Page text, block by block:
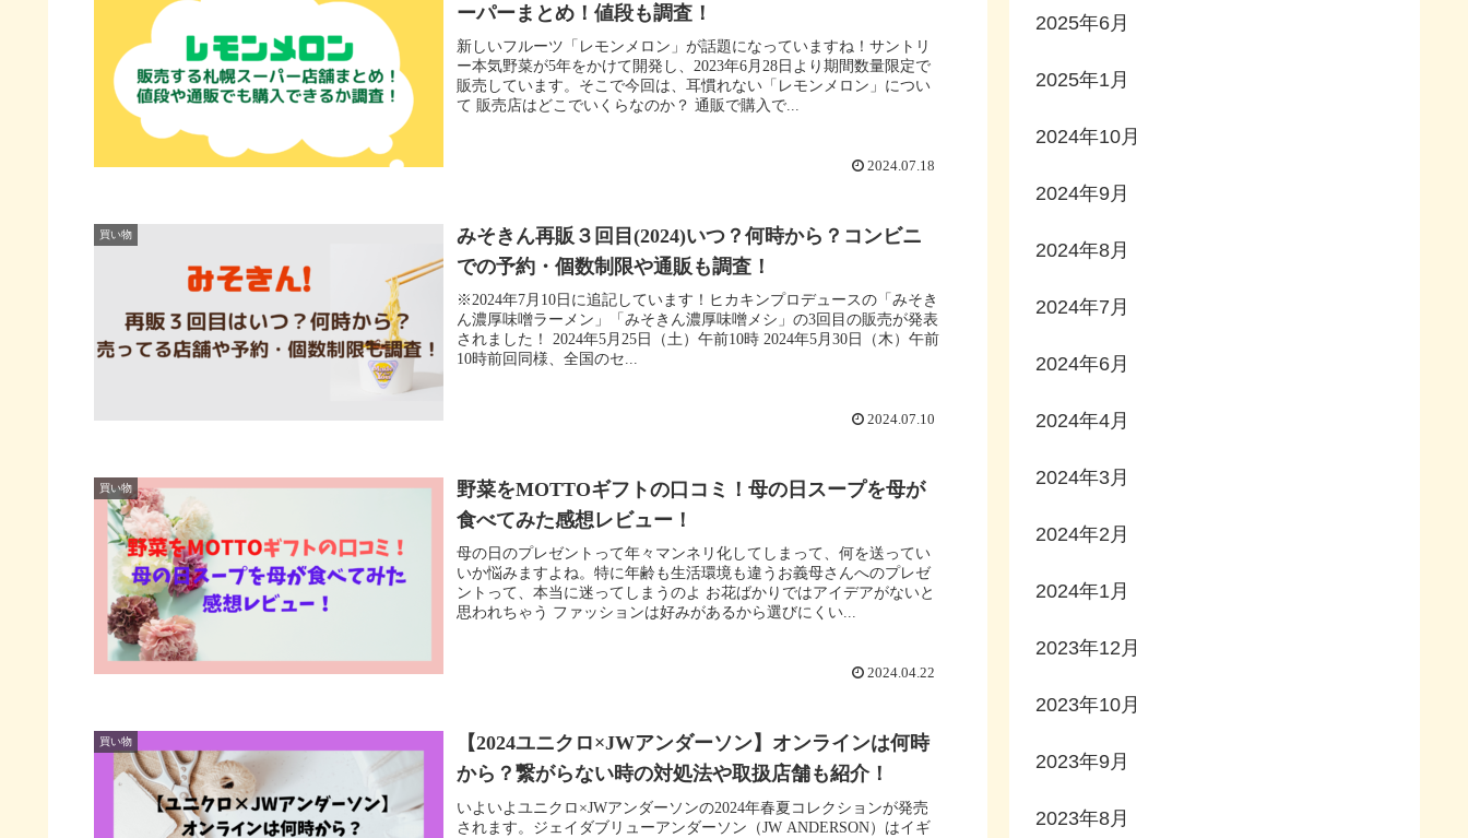
ーパーまとめ！値段も調査！
新しいフルーツ「レモンメロン」が話題になっていますね！サントリ
ー本気野菜が5年をかけて開発し、2023年6月28日より期間数量限定で
販売しています。そこで今回は、耳慣れない「レモンメロン」につい
て 販売店はどこでいくらなのか？ 通販で購入で...
2024.07.18
買い物
みそきん再販３回目(2024)いつ？何時から？コンビニ
での予約・個数制限や通販も調査！
※2024年7月10日に追記しています！ヒカキンプロデュースの「みそき
ん濃厚味噌ラーメン」「みそきん濃厚味噌メシ」の3回目の販売が発表
されました！ 2024年5月25日（土）午前10時 2024年5月30日（木）午前
10時前回同様、全国のセ...
2024.07.10
買い物
野菜をMOTTOギフトの口コミ！母の日スープを母が
食べてみた感想レビュー！
母の日のプレゼントって年々マンネリ化してしまって、何を送ってい
いか悩みますよね。特に年齢も生活環境も違うお義母さんへのプレゼ
ントって、本当に迷ってしまうのよ お花ばかりではアイデアがないと
思われちゃう ファッションは好みがあるから選びにくい...
2024.04.22
買い物
【2024ユニクロ×JWアンダーソン】オンラインは何時
から？繋がらない時の対処法や取扱店舗も紹介！
いよいよユニクロ×JWアンダーソンの2024年春夏コレクションが発売
されます。ジェイダブリューアンダーソン（JW ANDERSON）はイギ
2025年6月
2025年1月
2024年10月
2024年9月
2024年8月
2024年7月
2024年6月
2024年4月
2024年3月
2024年2月
2024年1月
2023年12月
2023年10月
2023年9月
2023年8月